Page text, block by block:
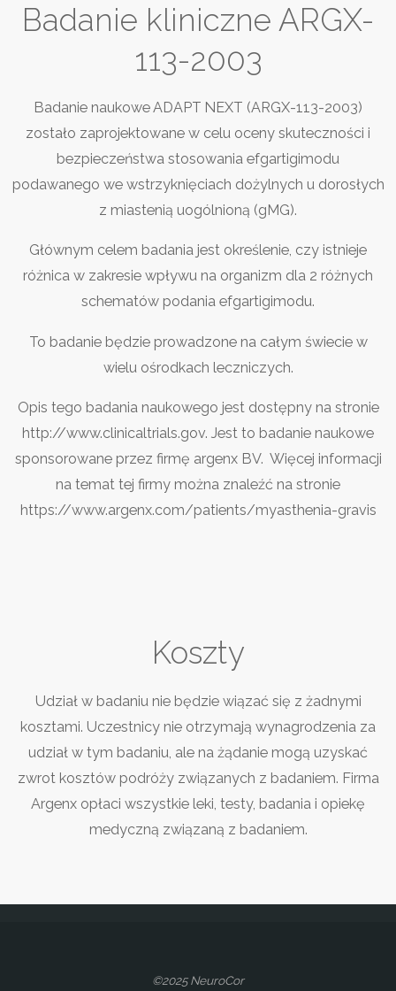
Badanie kliniczne ARGX-
113-2003
Badanie naukowe ADAPT NEXT (ARGX-113-2003)
zostało zaprojektowane w celu oceny skuteczności i
bezpieczeństwa stosowania efgartigimodu
podawanego we wstrzyknięciach dożylnych u dorosłych
z miastenią uogólnioną (gMG).
Głównym celem badania jest określenie, czy istnieje
różnica w zakresie wpływu na organizm dla 2 różnych
schematów podania efgartigimodu.
To badanie będzie prowadzone na całym świecie w
wielu ośrodkach leczniczych.
Opis tego badania naukowego jest dostępny na stronie
http://www.clinicaltrials.gov. Jest to badanie naukowe
sponsorowane przez firmę argenx BV. Więcej informacji
na temat tej firmy można znaleźć na stronie
https://www.argenx.com/patients/myasthenia-gravis
Koszty
Udział w badaniu nie będzie wiązać się z żadnymi
kosztami. Uczestnicy nie otrzymają wynagrodzenia za
udział w tym badaniu, ale na żądanie mogą uzyskać
zwrot kosztów podróży związanych z badaniem. Firma
Argenx opłaci wszystkie leki, testy, badania i opiekę
medyczną związaną z badaniem.
©2025 NeuroCor